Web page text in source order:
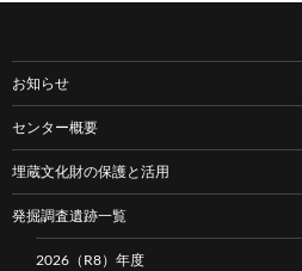
お知らせ
センター概要
埋蔵文化財の保護と活用
発掘調査遺跡一覧
2026（R8）年度